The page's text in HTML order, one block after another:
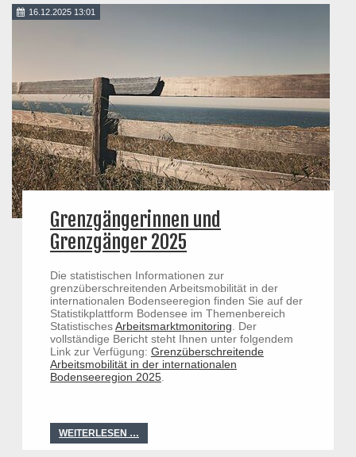
16.12.2025 13:01
Grenzgängerinnen und
Grenzgänger 2025
Die statistischen Informationen zur
grenzüberschreitenden Arbeitsmobilität in der
internationalen Bodenseeregion finden Sie auf der
Statistikplattform Bodensee im Themenbereich
StatistischesArbeitsmarktmonitoring. Der
vollständige Bericht steht Ihnen unter folgendem
Link zur Verfügung: Grenzüberschreitende
Arbeitsmobilität in der internationalen
Bodenseeregion 2025.
WEITERLESEN …